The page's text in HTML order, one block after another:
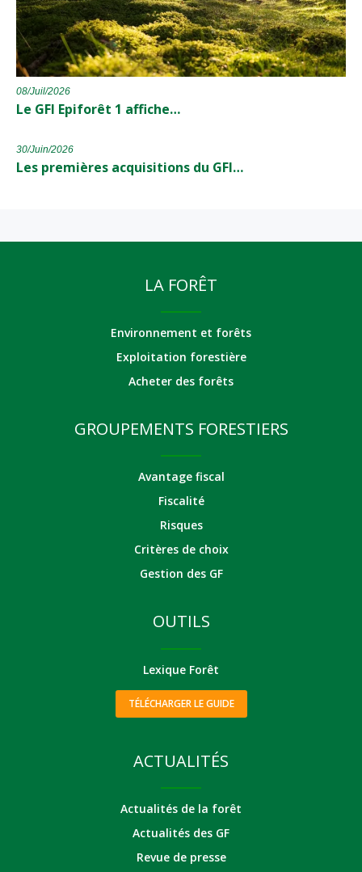
08/Juil/2026
Le GFI Epiforêt 1 affiche…
30/Juin/2026
Les premières acquisitions du GFI…
LA FORÊT
Environnement et forêts
Exploitation forestière
Acheter des forêts
GROUPEMENTS FORESTIERS
Avantage fiscal
Fiscalité
Risques
Critères de choix
Gestion des GF
OUTILS
Lexique Forêt
TÉLÉCHARGER LE GUIDE
ACTUALITÉS
Actualités de la forêt
Actualités des GF
Revue de presse